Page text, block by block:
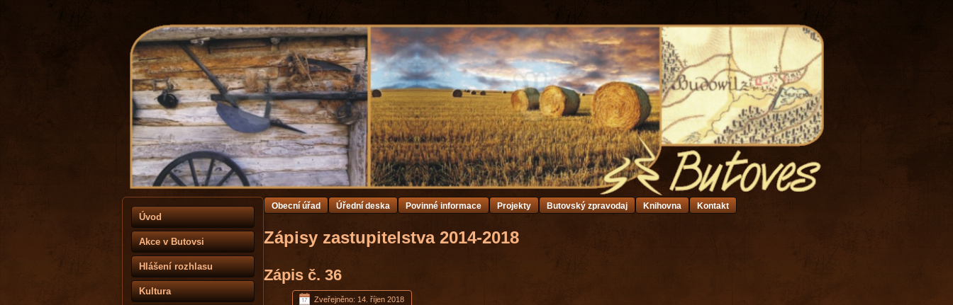
Úvod
Akce v Butovsi
Hlášení rozhlasu
Kultura
Obecní úřad Úřední deska Povinné informace Projekty Butovský zpravodaj Knihovna Kontakt
Zápisy zastupitelstva 2014-2018
Zápis č. 36
Zveřejněno: 14. říjen 2018